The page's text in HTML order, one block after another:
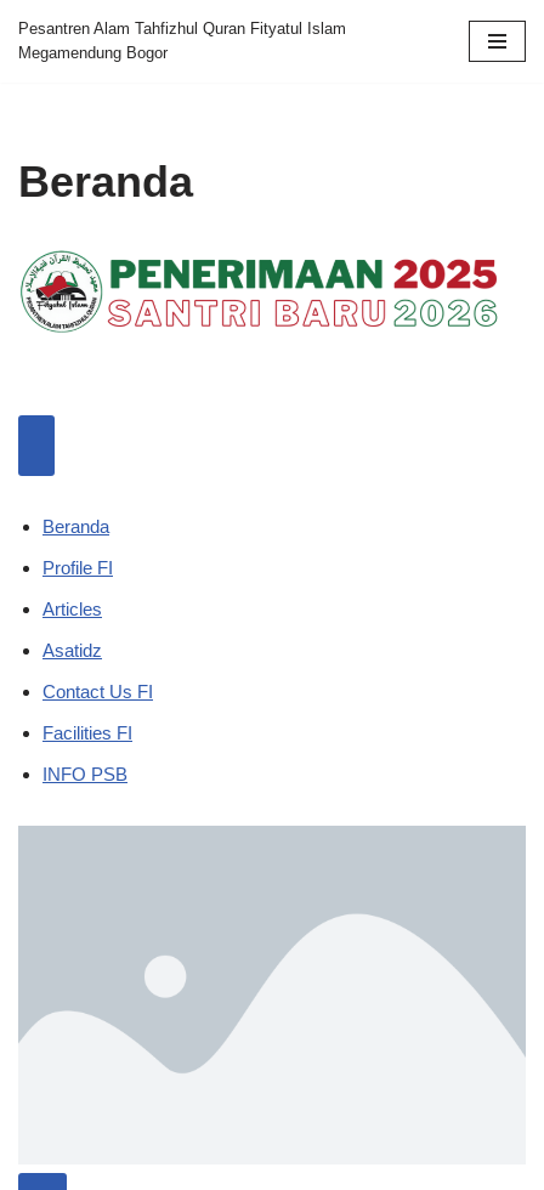
Skip
Pesantren Alam Tahfizhul Quran Fityatul Islam
Megamendung Bogor
Beranda
Beranda
Profile FI
Articles
Asatidz
Contact Us FI
Facilities FI
INFO PSB